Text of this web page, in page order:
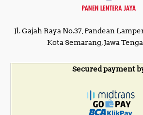
Jl. Gajah Raya No.37, Pandean
Kota Semarang, Jawa
Secured payment